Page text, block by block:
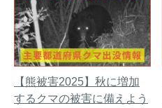
【熊被害2025】秋に増加
するクマの被害に備えよう